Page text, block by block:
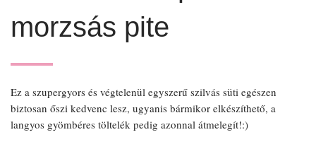
ÖTLETEK
SÜTÉS NÉLKÜL
morzsás pite
Ez a szupergyors és végtelenül egyszerű szilvás süti egészen
biztosan őszi kedvenc lesz, ugyanis bármikor elkészíthető, a
langyos gyömbéres töltelék pedig azonnal átmelegít!:)